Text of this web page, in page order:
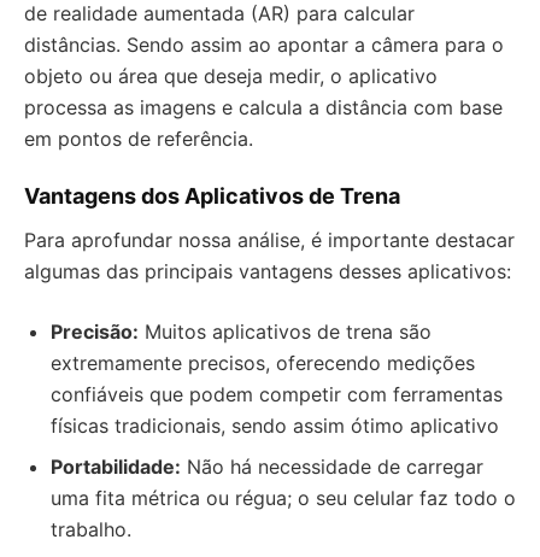
de realidade aumentada (AR) para calcular
distâncias. Sendo assim ao apontar a câmera para o
objeto ou área que deseja medir, o aplicativo
processa as imagens e calcula a distância com base
em pontos de referência.
Vantagens dos Aplicativos de Trena
Para aprofundar nossa análise, é importante destacar
algumas das principais vantagens desses aplicativos:
Precisão: Muitos aplicativos de trena são
extremamente precisos, oferecendo medições
confiáveis que podem competir com ferramentas
físicas tradicionais, sendo assim ótimo aplicativo
Portabilidade: Não há necessidade de carregar
uma fita métrica ou régua; o seu celular faz todo o
trabalho.